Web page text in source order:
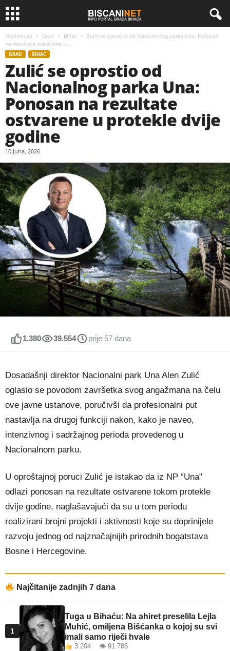
Naslovnica Grad Bihać
Zulić se oprostio od Nacionalnog parka Una: Ponosan
na rezultate ostvarene u...
GRAD BIHAĆ
Zulić se oprostio od
Nacionalnog parka Una:
Ponosan na rezultate
ostvarene u protekle dvije
godine
10 Juna, 2026
1.380 39.554 prije 57 dana
Dosadašnji direktor Nacionalni park Una Alen Zulić
oglasio se povodom završetka svog angažmana na čelu
ove javne ustanove, poručivši da profesionalni put
nastavlja na drugoj funkciji nakon, kako je naveo,
intenzivnog i sadržajnog perioda provedenog u
Nacionalnom parku.
U oproštajnoj poruci Zulić je istakao da iz NP “Una”
odlazi ponosan na rezultate ostvarene tokom protekle
dvije godine, naglašavajući da su u tom periodu
realizirani brojni projekti i aktivnosti koje su doprinijele
razvoju jednog od najznačajnijih prirodnih bogatstava
Bosne i Hercegovine.
Najčitanije zadnjih 7 dana
1
Tuga u Bihaću: Na ahiret preselila Lejla
Muhić, omiljena Bišćanka o kojoj su svi
imali samo riječi hvale
3.204 👁 91.785